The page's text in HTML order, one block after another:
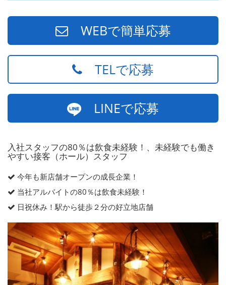
WEBで簡単応募
TELで応募
LINEで応募
入社スタッフの80％は飲食未経験！、未経験でも働き
やすい接客（ホール）スタッフ
今年も新店舗オープンの成長企業！
当社アルバイトの80％は飲食未経験！
日祝休み！駅から徒歩２分の好立地店舗